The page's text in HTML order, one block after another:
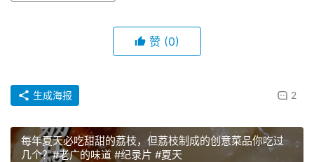
赞 (0)
生成海报 2
每年夏天必吃甜甜的荔枝，但荔枝制成的创意菜品你吃过
几个？#老广的味道 #纪录片 #夏天